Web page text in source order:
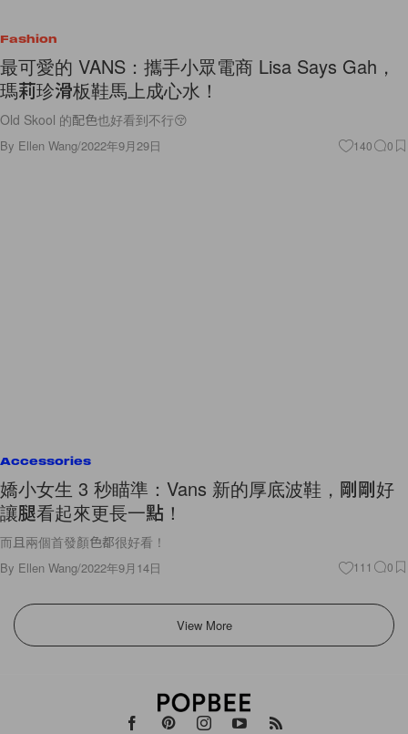
Fashion
最可愛的 VANS：攜手小眾電商 Lisa Says Gah，
瑪莉珍滑板鞋馬上成心水！
Old Skool 的配色也好看到不行😚
By Ellen Wang/2022年9月29日 140 0
Accessories
嬌小女生 3 秒瞄準：Vans 新的厚底波鞋，剛剛好
讓腿看起來更長一點！
而且兩個首發顏色都很好看！
By Ellen Wang/2022年9月14日 111 0
View More